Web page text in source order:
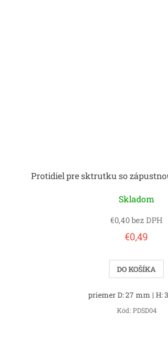
Protidiel pre sktrutku so
Skladom
€0,40 bez DPH
€0,49
DO KOŠÍKA
priemer D: 27 mm | H:
Kód: PDSD04